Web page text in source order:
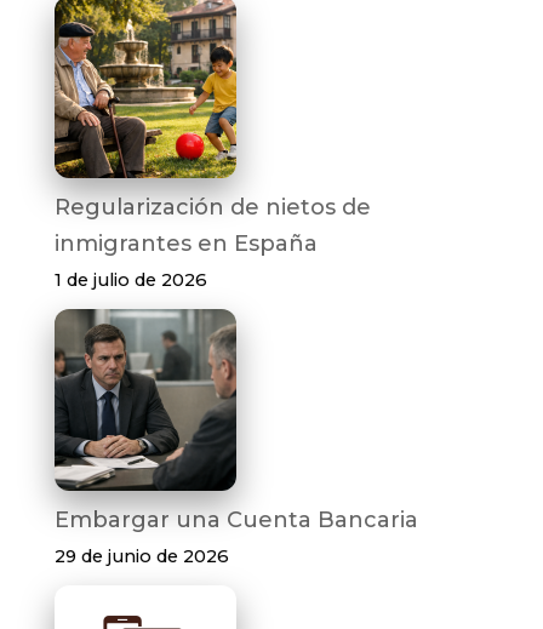
Regularización de nietos de
inmigrantes en España
1 de julio de 2026
Embargar una Cuenta Bancaria
29 de junio de 2026